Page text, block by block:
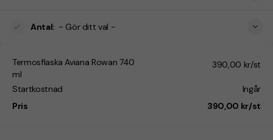
Antal: - Gör ditt val -
Termosflaska Aviana Rowan 740
ml
390,00 kr/st
Startkostnad
Ingår
Pris
390,00 kr/st